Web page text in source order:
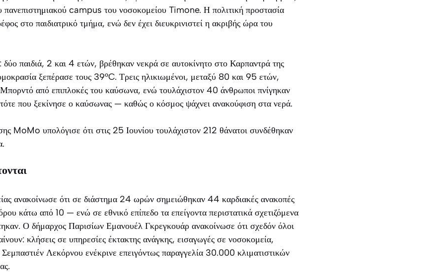
πανεπιστημιακού campus του νοσοκομείου Timone. Η πολιτική προστασία
στο παιδιατρικό τμήμα, ενώ δεν έχει διευκρινιστεί η ακριβής ώρα του
δύο παιδιά, 2 και 4 ετών, βρέθηκαν νεκρά σε αυτοκίνητο στο Καρπαντρά της
ξεπέρασε τους 39°C. Τρεις ηλικιωμένοι, μεταξύ 80 και 95 ετών,
από επιπλοκές του καύσωνα, ενώ τουλάχιστον 40 άνθρωποι πνίγηκαν
που ξεκίνησε ο καύσωνας — καθώς ο κόσμος ψάχνει ανακούφιση στα νερά.
MoMo υπολόγισε ότι στις 25 Ιουνίου τουλάχιστον 212 θάνατοι συνδέθηκαν
ανακοίνωσε ότι σε διάστημα 24 ωρών σημειώθηκαν 44 καρδιακές ανακοπές
κάτω από 10 — ενώ σε εθνικό επίπεδο τα επείγοντα περιστατικά σχετιζόμενα
Ο δήμαρχος Παρισίων Εμανουέλ Γκρεγκουάρ ανακοίνωσε ότι σχεδόν όλοι
κλήσεις σε υπηρεσίες έκτακτης ανάγκης, εισαγωγές σε νοσοκομεία,
Λεκόρνου ενέκρινε επειγόντως παραγγελία 30.000 κλιματιστικών